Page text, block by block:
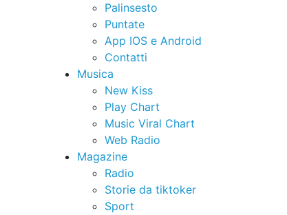
Palinsesto
Puntate
App IOS e Android
Contatti
Musica
New Kiss
Play Chart
Music Viral Chart
Web Radio
Magazine
Radio
Storie da tiktoker
Sport